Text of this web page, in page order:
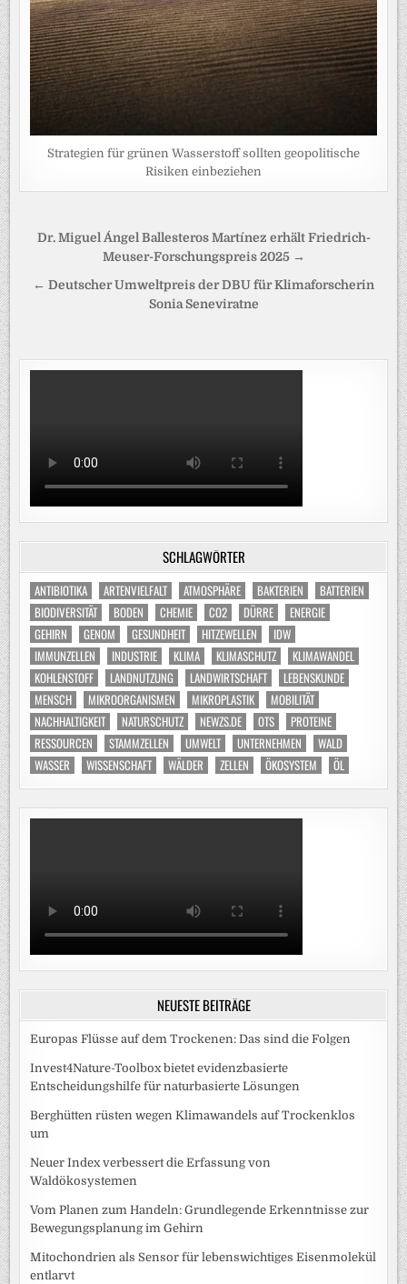
Strategien für grünen Wasserstoff sollten geopolitische
Risiken einbeziehen
Beitragsnavigation
Dr. Miguel Ángel Ballesteros Martínez erhält Friedrich-
Meuser-Forschungspreis 2025 →
← Deutscher Umweltpreis der DBU für Klimaforscherin
Sonia Seneviratne
SCHLAGWÖRTER
ANTIBIOTIKA ARTENVIELFALT ATMOSPHÄRE BAKTERIEN
BATTERIEN
BIODIVERSITÄT
BODEN CHEMIE CO2 DÜRRE
ENERGIE
GEHIRN
GENOM GESUNDHEIT HITZEWELLEN
IDW
IMMUNZELLEN
INDUSTRIE KLIMA KLIMASCHUTZ
KLIMAWANDEL
KOHLENSTOFF
LANDNUTZUNG LANDWIRTSCHAFT
LEBENSKUNDE
MENSCH
MIKROORGANISMEN MIKROPLASTIK
MOBILITÄT
NACHHALTIGKEIT
NATURSCHUTZ NEWZS.DE OTS
PROTEINE
RESSOURCEN
STAMMZELLEN UMWELT UNTERNEHMEN
WALD
WASSER
WISSENSCHAFT WÄLDER ZELLEN ÖKOSYSTEM ÖL
NEUESTE BEITRÄGE
Europas Flüsse auf dem Trockenen: Das sind die Folgen
Invest4Nature-Toolbox bietet evidenzbasierte
Entscheidungshilfe für naturbasierte Lösungen
Berghütten rüsten wegen Klimawandels auf Trockenklos
um
Neuer Index verbessert die Erfassung von
Waldökosystemen
Vom Planen zum Handeln: Grundlegende Erkenntnisse zur
Bewegungsplanung im Gehirn
Mitochondrien als Sensor für lebenswichtiges Eisenmolekül
entlarvt